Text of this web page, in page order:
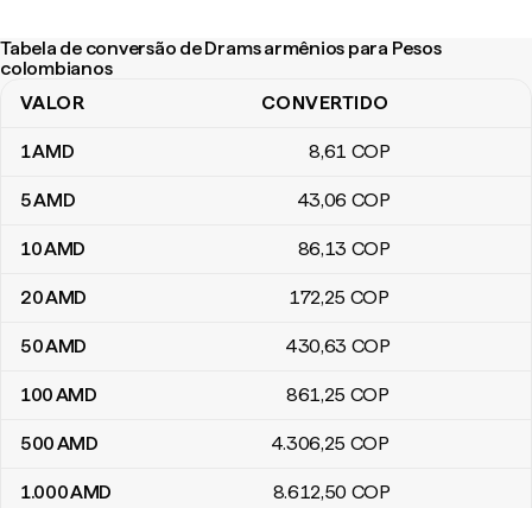
Tabela de conversão de Drams armênios para Pesos
colombianos
Tabela de conversão de Drams armênios para Pesos
VALOR CONVERTIDO
1AMD 8,61 COP
5AMD 43,06 COP
10AMD 86,13 COP
20AMD 172,25 COP
50AMD 430,63 COP
100AMD 861,25 COP
500AMD 4.306,25 COP
1.000AMD 8.612,50 COP